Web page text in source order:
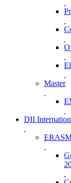
Master
DII